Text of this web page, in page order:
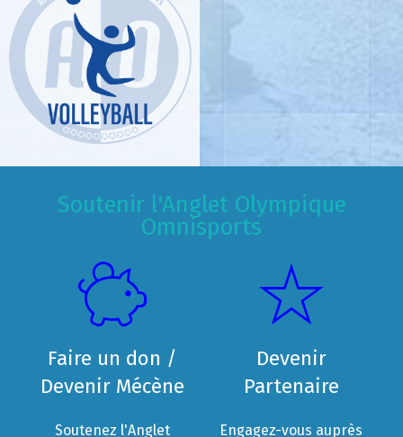
Soutenir l'Anglet Olympique
Omnisports
Faire un don /
Devenir Mécène
Soutenez l'Anglet
Devenir
Partenaire
Engagez-vous auprès